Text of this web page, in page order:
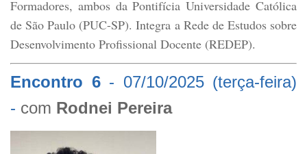
Formadores, ambos da Pontifícia Universidade Católica
de São Paulo (PUC-SP). Integra a Rede de Estudos sobre
Desenvolvimento Profissional Docente (REDEP).
Encontro 6 - 07/10/2025 (terça-feira)
- com Rodnei Pereira